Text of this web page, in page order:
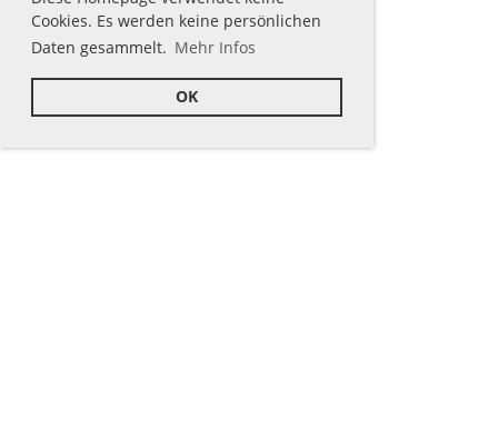
Cookies. Es werden keine persönlichen
Daten gesammelt. Mehr Infos
OK